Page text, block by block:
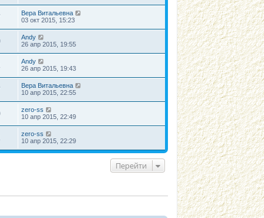
Вера Витальевна
03 окт 2015, 15:23
Andy
26 апр 2015, 19:55
Andy
26 апр 2015, 19:43
Вера Витальевна
10 апр 2015, 22:55
zero-ss
10 апр 2015, 22:49
zero-ss
10 апр 2015, 22:29
Перейти